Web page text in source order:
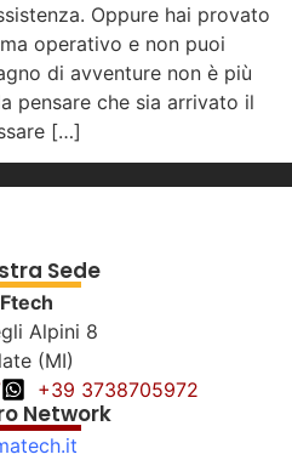
Oppure hai provato
operativo e non puoi
di avventure non è più
pensare che sia arrivato il
[…]
Sede
Alpini 8
(MI)
+39 3738705972
Network